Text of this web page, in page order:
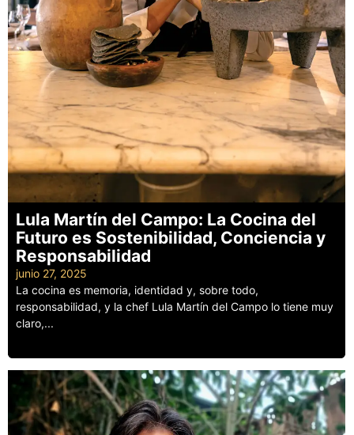
Lula Martín del Campo: La Cocina del
Futuro es Sostenibilidad, Conciencia y
Responsabilidad
junio 27, 2025
La cocina es memoria, identidad y, sobre todo,
responsabilidad, y la chef Lula Martín del Campo lo tiene muy
claro,...